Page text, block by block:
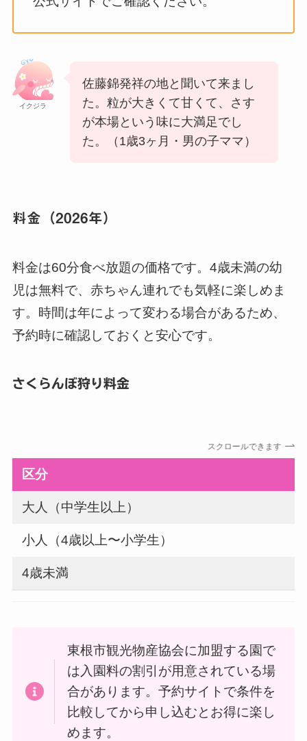
イクジラ
佐藤錦発祥の地と聞いて来まし
た。粒が大きくて甘くて、さす
が本場という味に大満足でし
た。（1歳3ヶ月・男の子ママ）
料金（2026年）
料金は60分食べ放題の価格です。4歳未満の幼
児は無料で、赤ちゃん連れでも気軽に楽しめま
す。時間は年によって変わる場合があるため、
予約時に確認しておくと安心です。
さくらんぼ狩り料金
スクロールできます
区分
大人（中学生以上）
小人（4歳以上〜小学生）
4歳未満
東根市観光物産協会に加盟する園で
は入園料の割引が用意されている場
合があります。予約サイトで条件を
比較してから申し込むとお得に楽し
めます。